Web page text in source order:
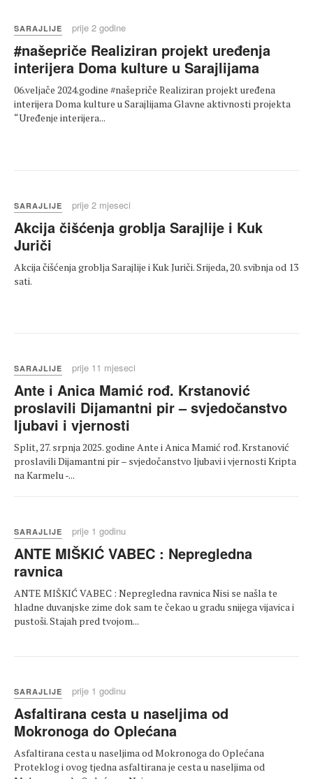
SARAJLIJE prije 2 godine
#našepriče Realiziran projekt uređenja
interijera Doma kulture u Sarajlijama
06.veljače 2024.godine #našepriče Realiziran projekt uređena
interijera Doma kulture u Sarajlijama Glavne aktivnosti projekta
“Uređenje interijera...
SARAJLIJE prije 2 mjeseci
Akcija čišćenja groblja Sarajlije i Kuk
Juriči
Akcija čišćenja groblja Sarajlije i Kuk Juriči. Srijeda, 20. svibnja od 13
sati.
SARAJLIJE prije 11 mjeseci
Ante i Anica Mamić rođ. Krstanović
proslavili Dijamantni pir – svjedočanstvo
ljubavi i vjernosti
Split, 27. srpnja 2025. godine Ante i Anica Mamić rođ. Krstanović
proslavili Dijamantni pir – svjedočanstvo ljubavi i vjernosti Kripta
na Karmelu -...
SARAJLIJE prije 1 godinu
ANTE MIŠKIĆ VABEC : Nepregledna
ravnica
ANTE MIŠKIĆ VABEC : Nepregledna ravnica Nisi se našla te
hladne duvanjske zime dok sam te čekao u gradu snijega vijavica i
pustoši. Stajah pred tvojom...
SARAJLIJE prije 1 godinu
Asfaltirana cesta u naseljima od
Mokronoga do Oplećana
Asfaltirana cesta u naseljima od Mokronoga do Oplećana
Proteklog i ovog tjedna asfaltirana je cesta u naseljima od